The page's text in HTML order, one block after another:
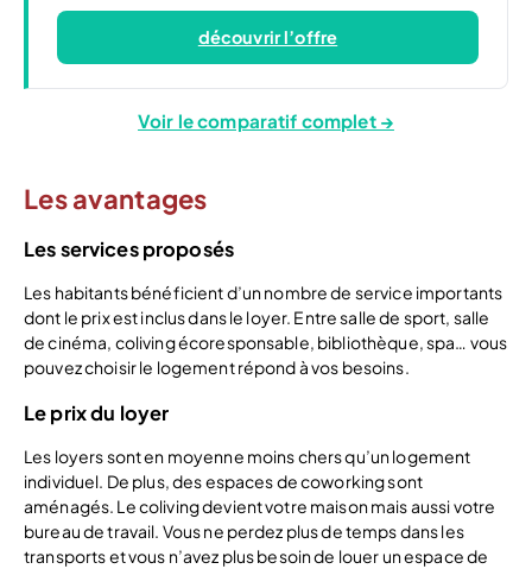
découvrir l’offre
Voir le comparatif complet →
Les avantages
Les services proposés
Les habitants bénéficient d’un nombre de service importants
dont le prix est inclus dans le loyer. Entre salle de sport, salle
de cinéma, coliving écoresponsable, bibliothèque, spa… vous
pouvez choisir le logement répond à vos besoins.
Le prix du loyer
Les loyers sont en moyenne moins chers qu’un logement
individuel. De plus, des espaces de coworking sont
aménagés. Le coliving devient votre maison mais aussi votre
bureau de travail. Vous ne perdez plus de temps dans les
transports et vous n’avez plus besoin de louer un espace de